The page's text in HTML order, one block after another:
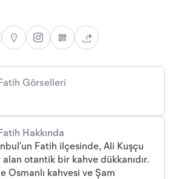
Görselleri
Hakkında
Fatih ilçesinde, Ali Kuşçu
otantik bir kahve dükkanıdır.
Osmanlı kahvesi ve Şam